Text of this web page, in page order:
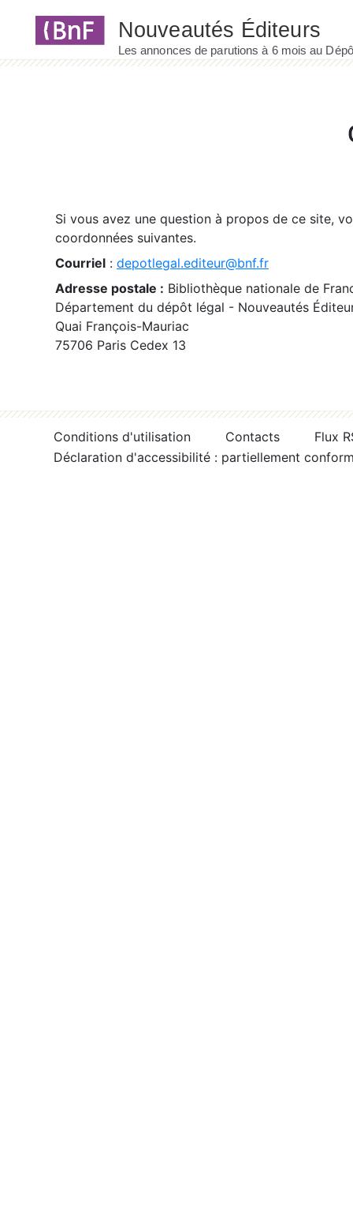
Si vous avez une question à propos de ce site,
coordonnées suivantes.
Courriel : depotlegal.editeur@bnf.fr
Adresse postale : Bibliothèque nationale de
Département du dépôt légal - Nouveautés
Quai François-Mauriac
75706 Paris Cedex 13
Conditions d'utilisation Contacts
Flux
Déclaration d'accessibilité : partiellement